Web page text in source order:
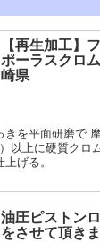
【再生加工】
ポーラスクロ
崎県
を平面研磨で
以上に硬質クロ
げる。
油圧ピストン
をさせて頂きま